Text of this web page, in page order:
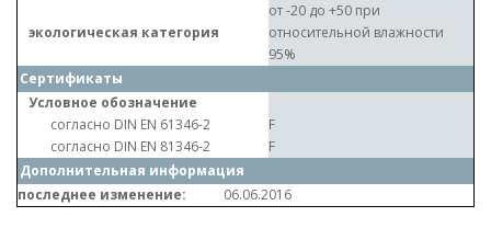
экологическая категория
от -20 до +50 при
относительной влажности
95%
Сертификаты
Условное обозначение
согласно DIN EN 61346-2
F
согласно DIN EN 81346-2
F
Дополнительная информация
последнее изменение:
06.06.2016